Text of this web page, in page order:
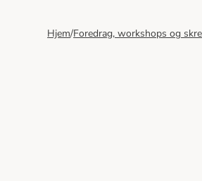
Hjem/Foredrag, workshops og